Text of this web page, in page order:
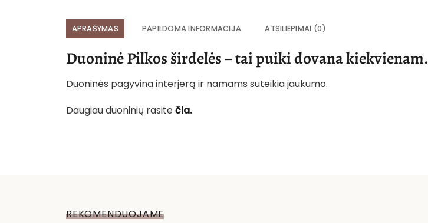
APRAŠYMAS PAPILDOMA INFORMACIJA ATSILIEPIMAI (0)
Duoninė Pilkos širdelės – tai puiki dovana kiekvienam.
Duoninės pagyvina interjerą ir namams suteikia jaukumo.
Daugiau duoninių rasitečia.
REKOMENDUOJAME